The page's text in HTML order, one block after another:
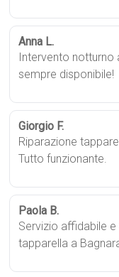
Anna L.
Intervento notturno
sempre disponibile!
Giorgio F.
Riparazione
Tutto funzionante.
Paola B.
Servizio affidabile
tapparella a